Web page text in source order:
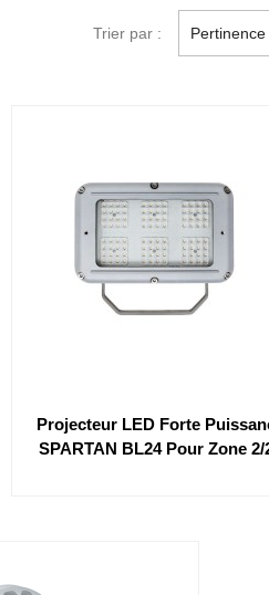
Trier par : Pertinence
Projecteur LED Forte
SPARTAN BL24 Pour Zone 2/